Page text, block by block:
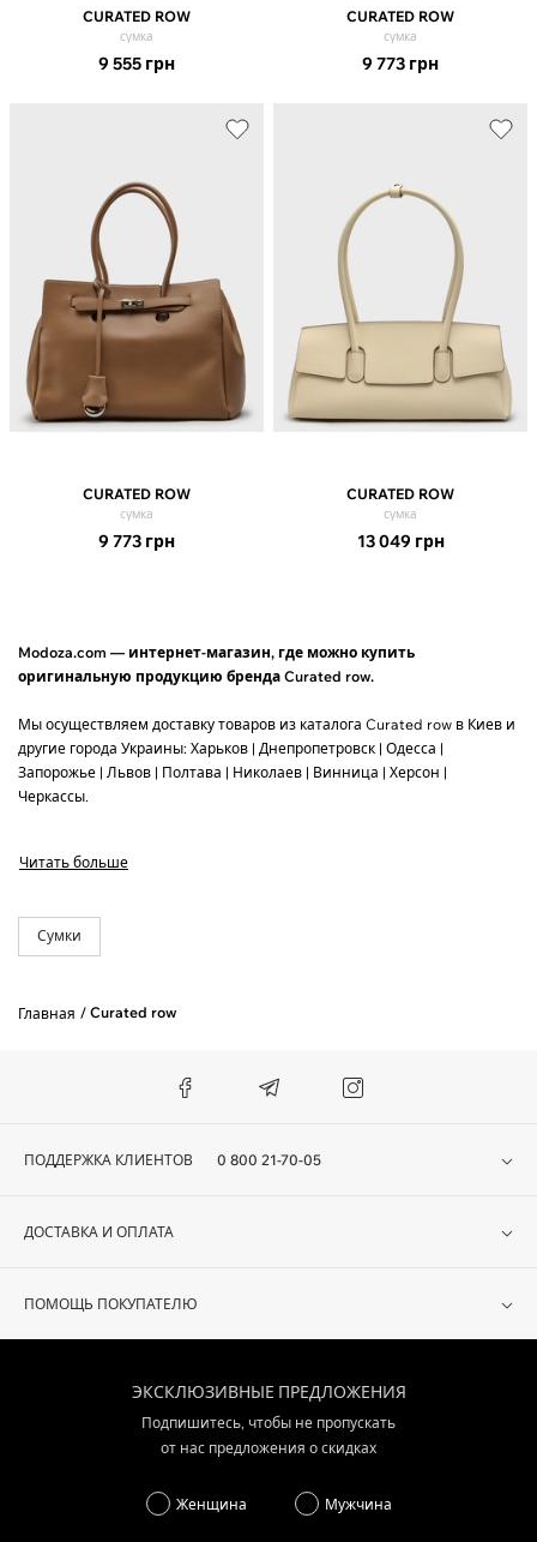
CURATED ROW
сумка
9 555 грн
CURATED ROW
сумка
9 773 грн
CURATED ROW
сумка
9 773 грн
CURATED ROW
сумка
13 049 грн
Modoza.com — интернет-магазин, где можно купить
оригинальную продукцию бренда Curated row.
Мы осуществляем доставку товаров из каталога Curated row в Киев и
другие города Украины: Харьков | Днепропетровск | Одесса |
Запорожье | Львов | Полтава | Николаев | Винница | Херсон |
Черкассы.
Читать больше
Сумки
Главная Curated row
ПОДДЕРЖКА КЛИЕНТОВ 0 800 21-70-05
ДОСТАВКА И ОПЛАТА
ПОМОЩЬ ПОКУПАТЕЛЮ
ЭКСКЛЮЗИВНЫЕ ПРЕДЛОЖЕНИЯ
Подпишитесь, чтобы не пропускать
от нас предложения о скидках
Женщина Мужчина